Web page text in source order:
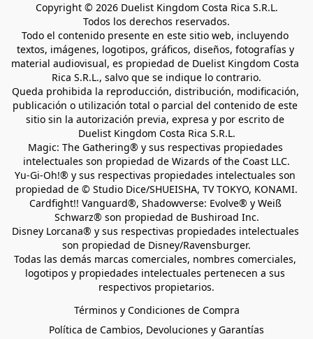
Copyright © 2026 Duelist Kingdom Costa Rica S.R.L.
Todos los derechos reservados.
Todo el contenido presente en este sitio web, incluyendo
textos, imágenes, logotipos, gráficos, diseños, fotografías y
material audiovisual, es propiedad de Duelist Kingdom Costa
Rica S.R.L., salvo que se indique lo contrario.
Queda prohibida la reproducción, distribución, modificación,
publicación o utilización total o parcial del contenido de este
sitio sin la autorización previa, expresa y por escrito de
Duelist Kingdom Costa Rica S.R.L.
Magic: The Gathering® y sus respectivas propiedades
intelectuales son propiedad de Wizards of the Coast LLC.
Yu-Gi-Oh!® y sus respectivas propiedades intelectuales son
propiedad de © Studio Dice/SHUEISHA, TV TOKYO, KONAMI.
Cardfight!! Vanguard®, Shadowverse: Evolve® y Weiß
Schwarz® son propiedad de Bushiroad Inc.
Disney Lorcana® y sus respectivas propiedades intelectuales
son propiedad de Disney/Ravensburger.
Todas las demás marcas comerciales, nombres comerciales,
logotipos y propiedades intelectuales pertenecen a sus
respectivos propietarios.
Términos y Condiciones de Compra
Política de Cambios, Devoluciones y Garantías